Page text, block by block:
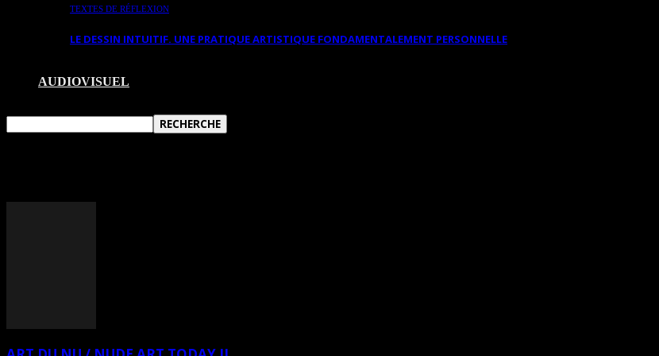
TEXTES DE RÉFLEXION
LE DESSIN INTUITIF. UNE PRATIQUE ARTISTIQUE FONDAMENTALEMENT PERSONNELLE
AUDIOVISUEL